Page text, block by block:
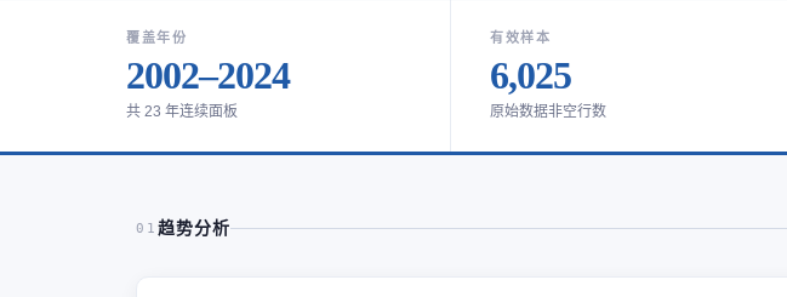
覆盖年份
2002–2024
共 23 年连续面板
有效样本
6,025
原始数据非空行数
01 趋势分析